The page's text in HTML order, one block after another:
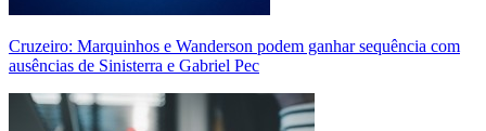
Cruzeiro: Marquinhos e Wanderson podem ganhar sequência com
ausências de Sinisterra e Gabriel Pec